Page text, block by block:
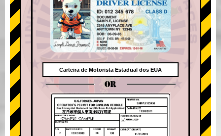
Carteira de Motorista Estadual dos EUA
OR